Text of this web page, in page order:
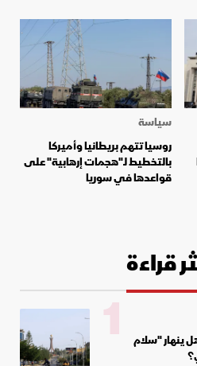
سياسة
روسيا تتهم بريطانيا وأميركا
بالتخطيط لـ"هجمات إرهابية" على
قواعدها في سوريا
قراءة
ينهار "سلام
1